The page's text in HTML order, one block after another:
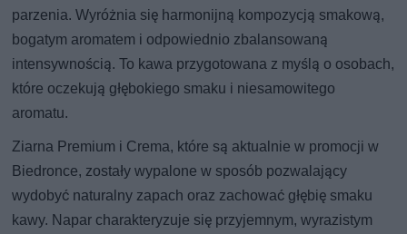
parzenia. Wyróżnia się harmonijną kompozycją smakową,
bogatym aromatem i odpowiednio zbalansowaną
intensywnością. To kawa przygotowana z myślą o osobach,
które oczekują głębokiego smaku i niesamowitego
aromatu.
Ziarna Premium i Crema, które są aktualnie w promocji w
Biedronce, zostały wypalone w sposób pozwalający
wydobyć naturalny zapach oraz zachować głębię smaku
kawy. Napar charakteryzuje się przyjemnym, wyrazistym